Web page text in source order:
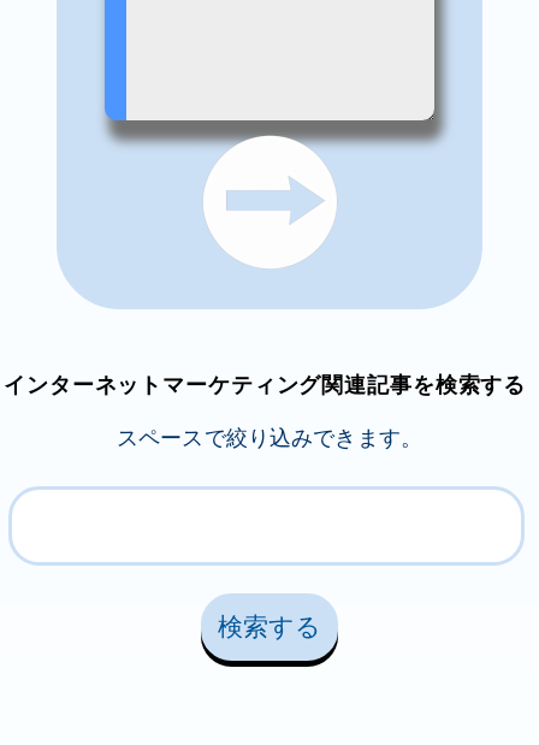
インターネットマーケティング関連記事を検索する
スペースで絞り込みできます。